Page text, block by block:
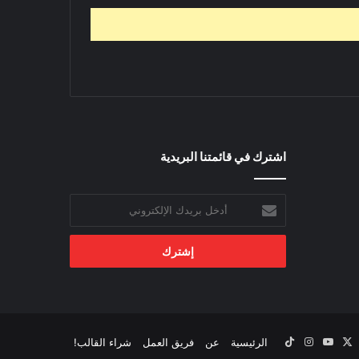
اشترك في قائمتنا البريدية
بريدك
الإلكتروني
الرئيسية عن فريق العمل شراء القالب! ‫YouTubeانستقرام‫TikTok